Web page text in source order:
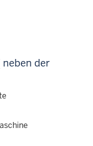
der